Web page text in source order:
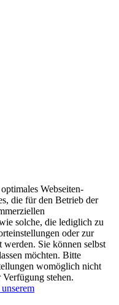
Webseiten-
die für den Betrieb der
solche, die lediglich zu
oder zur
werden. Sie können selbst
möchten. Bitte
womöglich nicht
stehen.